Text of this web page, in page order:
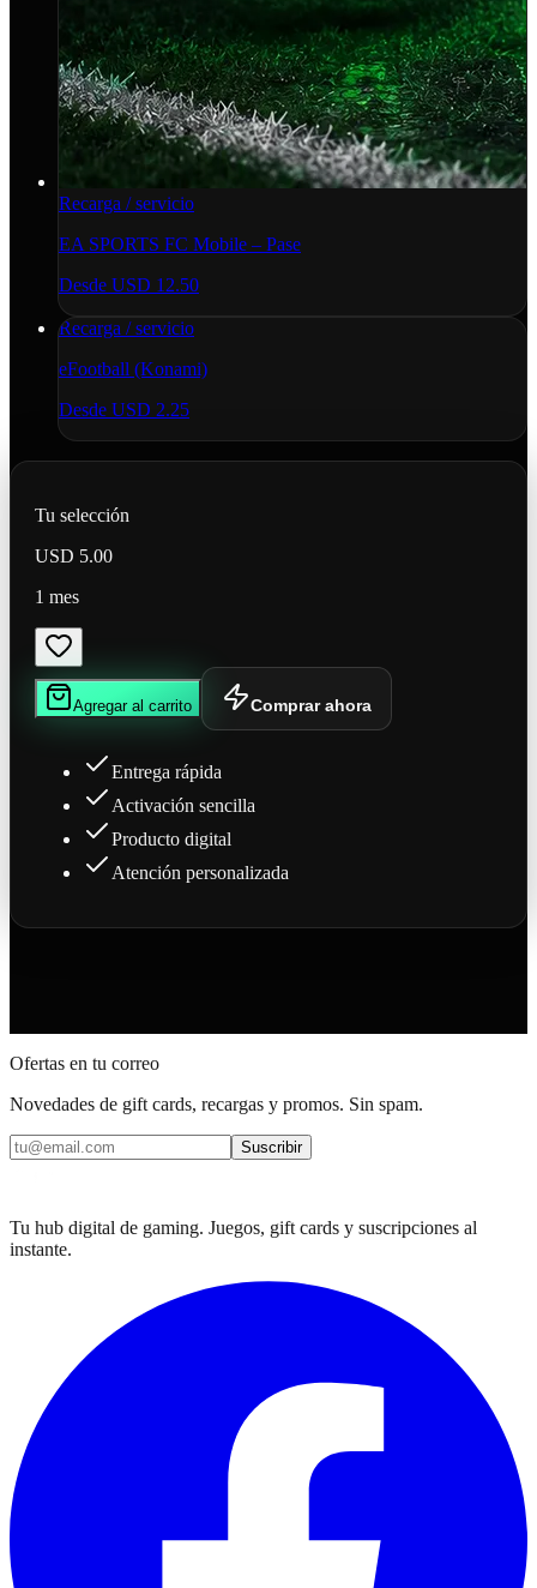
Recarga / servicio
EA SPORTS FC Mobile – Pase
Desde USD 12.50
Recarga / servicio
eFootball (Konami)
Desde USD 2.25
Tu selección
USD 5.00
1 mes
Agregar al carrito Comprar ahora
Entrega rápida
Activación sencilla
Producto digital
Atención personalizada
Ofertas en tu correo
Novedades de gift cards, recargas y promos. Sin spam.
Suscribir
Tu hub digital de gaming. Juegos, gift cards y suscripciones al
instante.